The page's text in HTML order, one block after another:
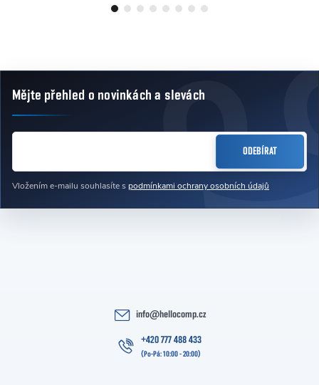
Zápatí
Mějte přehled o novinkácha slevách
Vložením e-mailu souhlasíte s podmínkami ochrany osobních údajů
ODEBÍRAT
info@hellocomp.cz
+420 777 488 433